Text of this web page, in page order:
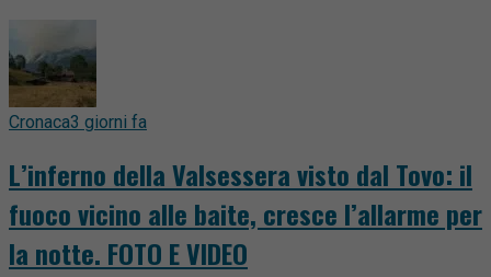
Cronaca3 giorni fa
L’inferno della Valsessera visto dal Tovo: il
fuoco vicino alle baite, cresce l’allarme per
la notte. FOTO E VIDEO